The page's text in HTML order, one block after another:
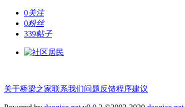
0关注
0粉丝
339帖子
关于桥梁之家联系我们问题反馈程序建议